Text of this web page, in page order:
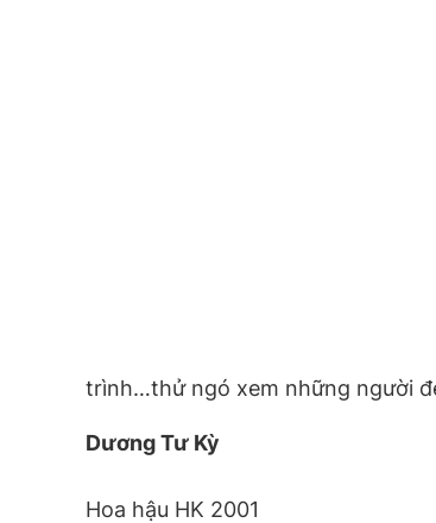
trình…thử ngó xem những người
Dương Tư Kỳ
Hoa hậu HK 2001